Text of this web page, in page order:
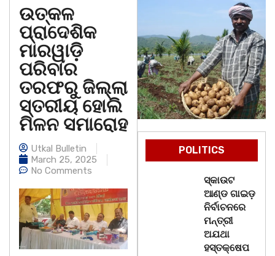
ଉତ୍କଳ
ପ୍ରାଦେଶିକ
ମାରୱାଡ଼ି
ପରିବାର
ତରଫରୁ ଜିଲ୍ଲା
ସ୍ତରୀୟ ହୋଲି
ମିଳନ ସମାରୋହ
Utkal Bulletin
March 25, 2025
No Comments
POLITICS
ସ୍କାଉଟ
ଆଣ୍ଡ ଗାଇଡ଼
ନିର୍ବାଚନରେ
ମନ୍ତ୍ରୀ
ଅଯଥା
ହସ୍ତକ୍ଷେପ